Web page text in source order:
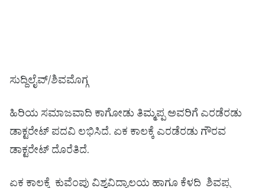
ಸುದ್ದಿಲೈವ್/ಶಿವಮೊಗ್ಗ
ಹಿರಿಯ ಸಮಾಜವಾದಿ ಕಾಗೋಡು ತಿಮ್ಮಪ್ಪ ಅವರಿಗೆ ಎರಡೆರಡು
ಡಾಕ್ಟರೇಟ್ ಪದವಿ ಲಭಿಸಿದೆ. ಏಕ ಕಾಲಕ್ಕೆ ಎರಡೆರಡು ಗೌರವ
ಡಾಕ್ಟರೇಟ್ ದೊರೆತಿದೆ.